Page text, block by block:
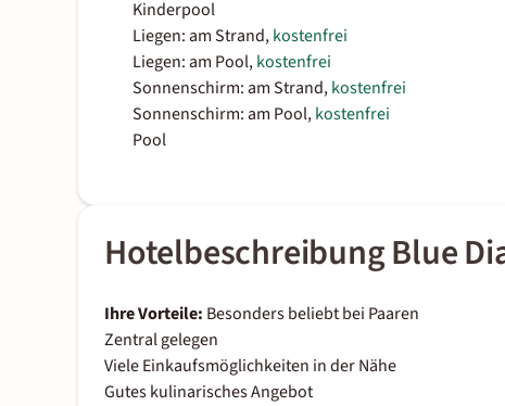
Kinderpool
Liegen: am Strand,kostenfrei
Liegen: am Pool,kostenfrei
Sonnenschirm: am Strand,kostenfrei
Sonnenschirm: am Pool,kostenfrei
Pool
Hotelbeschreibung Blue
Ihre Vorteile: Besonders beliebt bei Paaren
Zentral gelegen
Viele Einkaufsmöglichkeiten in der Nähe
Gutes kulinarisches Angebot